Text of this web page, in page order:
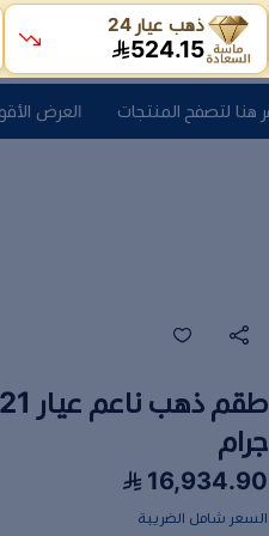
العرض الأقوى سعر جرام اليوم + 10
جرام
16,934.90
السعر شامل الضريبة
ذهب عيار 24
524.15